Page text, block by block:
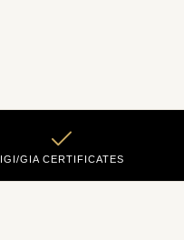
IGI/GIA CERTIFICATES